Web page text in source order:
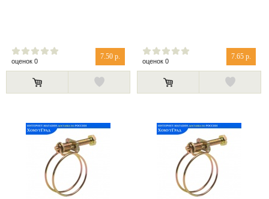
7.50 р.
оценок 0
7.65 р.
оценок 0